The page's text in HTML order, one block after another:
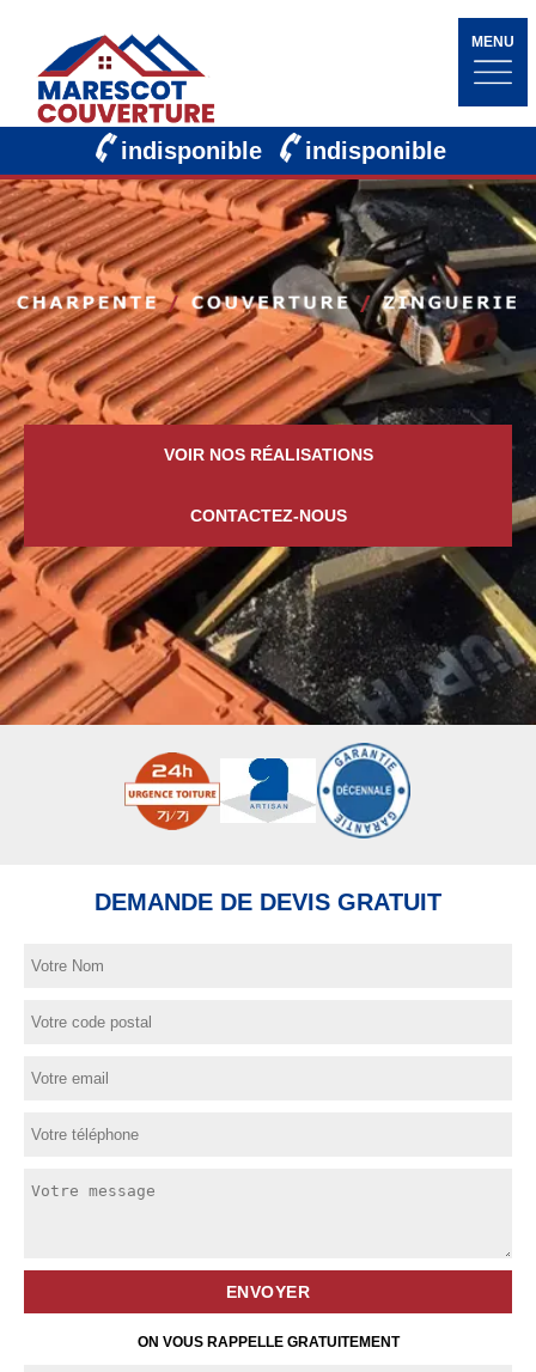
MENU
indisponible indisponible
VOIR NOS RÉALISATIONS
CONTACTEZ-NOUS
DEMANDE DE DEVIS GRATUIT
ON VOUS RAPPELLE GRATUITEMENT